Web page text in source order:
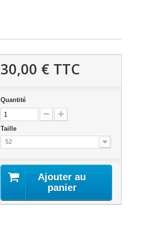
30,00 € TTC
Quantité
Taille
52
Ajouter au
panier